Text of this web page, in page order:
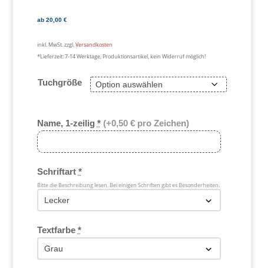
ab 20,00 €
inkl. MwSt.zzgl.Versandkosten
*Lieferzeit:7-14 Werktage, Produktionsartikel, kein Widerruf möglich!
Tuchgröße
Name, 1-zeilig * (+0,50 € pro Zeichen)
Schriftart *
Bitte die Beschreibung lesen. Bei einigen Schriften gibt es Besonderheiten.
Textfarbe *